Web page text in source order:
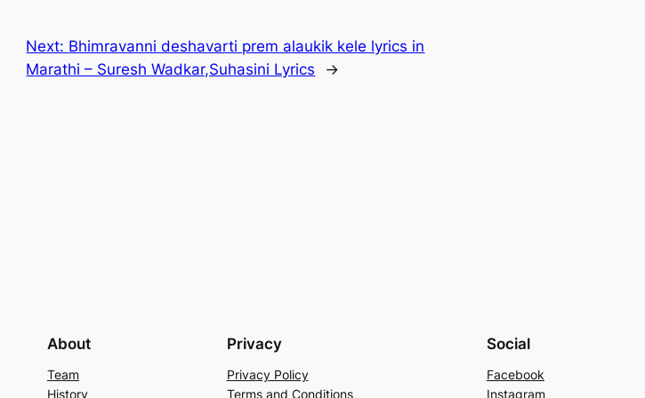
Next: Bhimravanni deshavarti prem alaukik kele lyrics in
Marathi – Suresh Wadkar,Suhasini Lyrics
→
About
Team
History
Privacy
Privacy Policy
Terms and Conditions
Social
Facebook
Instagram